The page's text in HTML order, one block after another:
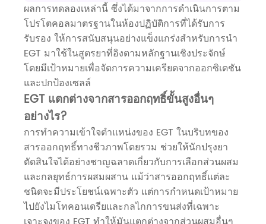
ผลการทดลองเหล่านี้ ซึ่งได้มาจากการดำเนินการตาม
โปรโตคอลมาตรฐานในห้องปฏิบัติการที่ได้รับการ
รับรอง ให้การสนับสนุนอย่างแข็งแกร่งสำหรับการนำ
EGT มาใช้ในสูตรยาที่อิงตามหลักฐานเชิงประจักษ์
โดยมีเป้าหมายเพื่อจัดการความเครียดจากออกซิเดชัน
และปกป้องเซลล์
EGT แตกต่างจากสารออกฤทธิ์ขั้นสูงอื่นๆ
อย่างไร?
การทำความเข้าใจตำแหน่งของ EGT ในบริบทของ
สารออกฤทธิ์ทางชีวภาพโดยรวม ช่วยให้นักปรุงยา
ตัดสินใจได้อย่างชาญฉลาดเกี่ยวกับการเลือกส่วนผสม
และกลยุทธ์การผสมผสาน แม้ว่าสารออกฤทธิ์แต่ละ
ชนิดจะมีประโยชน์เฉพาะตัว แต่การกำหนดเป้าหมาย
ไปยังไมโทคอนเดรียและกลไกการขนส่งที่เฉพาะ